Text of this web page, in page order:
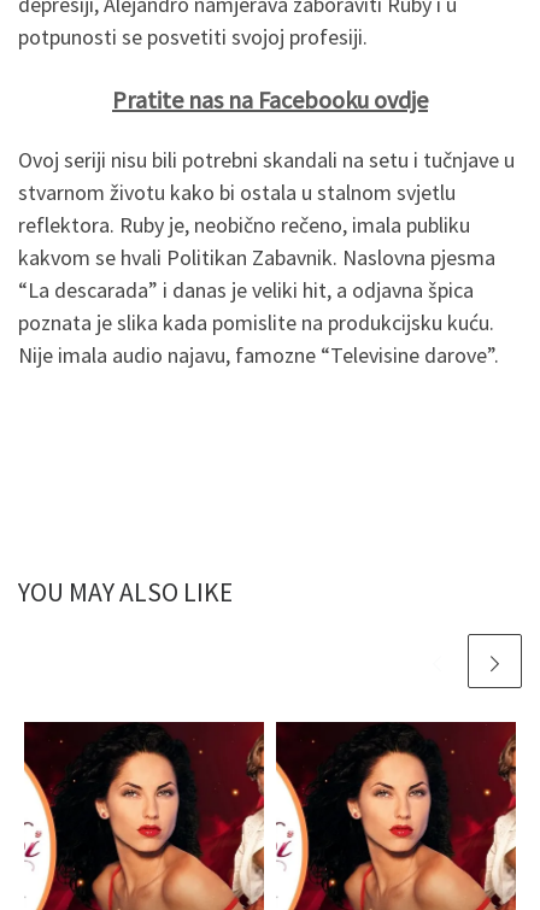
potpunosti se posvetiti svojoj profesiji.
Pratite nas na Facebooku ovdje
Ovoj seriji nisu bili potrebni skandali na setu i tučnjave u
stvarnom životu kako bi ostala u stalnom svjetlu
reflektora. Ruby je, neobično rečeno, imala publiku
kakvom se hvali Politikan Zabavnik. Naslovna pjesma
“La descarada” i danas je veliki hit, a odjavna špica
poznata je slika kada pomislite na produkcijsku kuću.
Nije imala audio najavu, famozne “Televisine darove”.
YOU MAY ALSO LIKE